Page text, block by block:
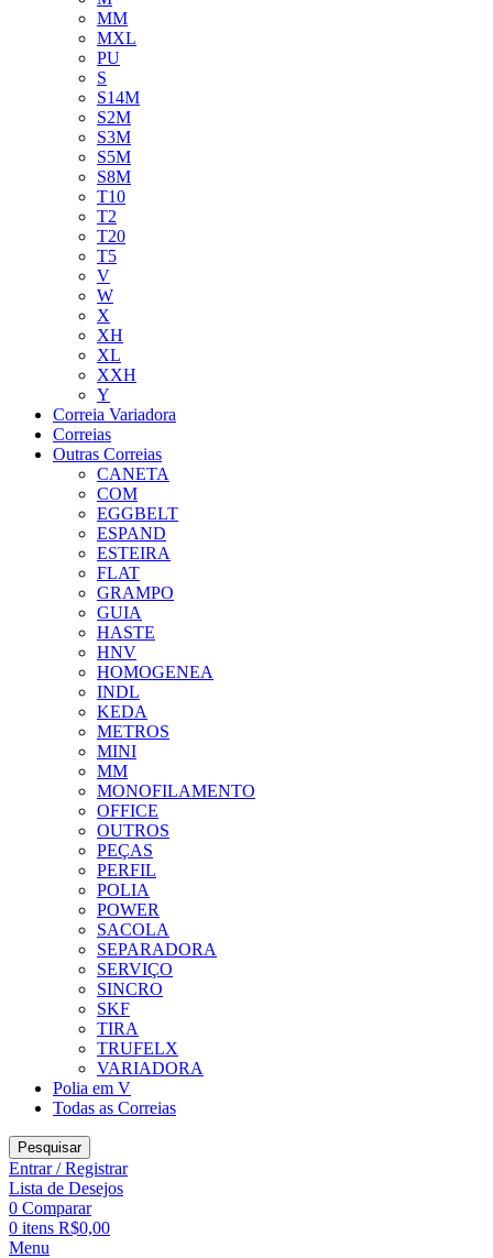
MM
MXL
PU
S
S14M
S2M
S3M
S5M
S8M
T10
T2
T20
T5
V
W
X
XH
XL
XXH
Y
Correia Variadora
Correias
Outras Correias
CANETA
COM
EGGBELT
ESPAND
ESTEIRA
FLAT
GRAMPO
GUIA
HASTE
HNV
HOMOGENEA
INDL
KEDA
METROS
MINI
MM
MONOFILAMENTO
OFFICE
OUTROS
PEÇAS
PERFIL
POLIA
POWER
SACOLA
SEPARADORA
SERVIÇO
SINCRO
SKF
TIRA
TRUFELX
VARIADORA
Polia em V
Todas as Correias
Pesquisar
Entrar / Registrar
Lista de Desejos
0 Comparar
0 itens R$0,00
Menu